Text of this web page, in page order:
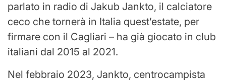
parlato in radio di Jakub Jankto, il calciatore
ceco che tornerà in Italia quest’estate, per
firmare con il Cagliari – ha già giocato in club
italiani dal 2015 al 2021.
Nel febbraio 2023, Jankto, centrocampista